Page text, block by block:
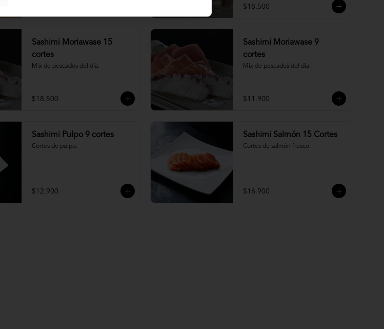
$18.500
Sashimi Moriawase 15
cortes
Mix de pescados del día.
$18.500
Sashimi Moriawase 9
cortes
Mix de pescados del día.
$11.900
Sashimi Pulpo 9 cortes
Cortes de pulpo.
$12.900
Sashimi Salmón 15 Cortes
Cortes de salmón fresco.
$16.900